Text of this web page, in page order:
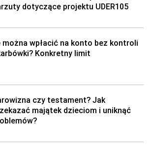
dotyczące projektu UDER105
można wpłacić na konto bez kontroli
Konkretny limit
czy testament? Jak
majątek dzieciom i uniknąć